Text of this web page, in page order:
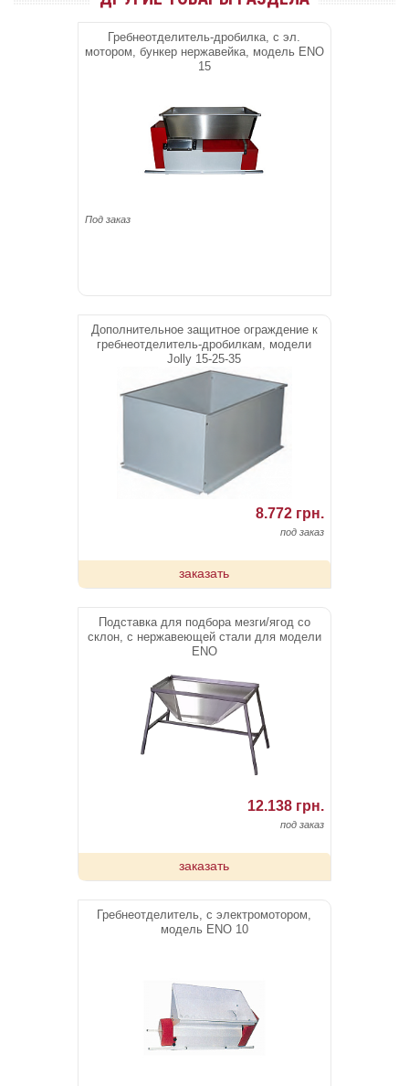
Гребнеотделитель-дробилка, с эл.
мотором, бункер нержавейка, модель ENO
15
Под заказ
Дополнительное защитное ограждение к
гребнеотделитель-дробилкам, модели
Jolly 15-25-35
8.772 грн.
под заказ
заказать
Подставка для подбора мезги/ягод со
склон, с нержавеющей стали для модели
ENO
12.138 грн.
под заказ
заказать
Гребнеотделитель, с электромотором,
модель ENO 10